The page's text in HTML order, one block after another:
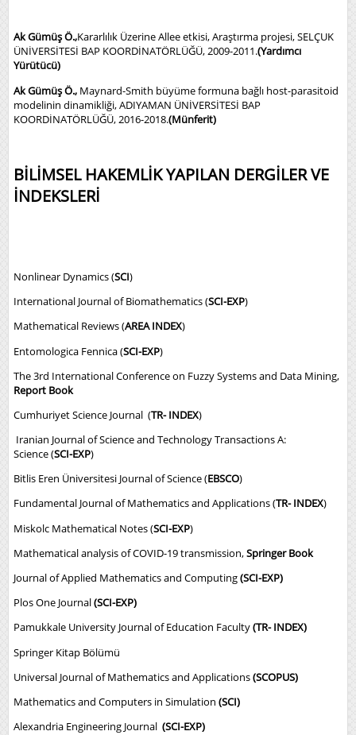
Ak Gümüş Ö.,Kararlılık Üzerine Allee etkisi, Araştırma projesi, SELÇUK
ÜNİVERSİTESİ BAP KOORDİNATÖRLÜĞÜ, 2009-2011.(Yardımcı
Yürütücü)
Ak Gümüş Ö., Maynard-Smith büyüme formuna bağlı host-parasitoid
modelinin dinamikliği, ADIYAMAN ÜNİVERSİTESİ BAP
KOORDİNATÖRLÜĞÜ, 2016-2018.(Münferit)
BİLİMSEL HAKEMLİK YAPILAN DERGİLER VE
İNDEKSLERİ
Nonlinear Dynamics (SCI)
International Journal of Biomathematics (SCI-EXP)
Mathematical Reviews (AREA INDEX)
Entomologica Fennica (SCI-EXP)
The 3rd International Conference on Fuzzy Systems and Data Mining,
Report Book
Cumhuriyet Science Journal (TR- INDEX)
Iranian Journal of Science and Technology Transactions A:
Science (SCI-EXP)
Bitlis Eren Üniversitesi Journal of Science (EBSCO)
Fundamental Journal of Mathematics and Applications (TR- INDEX)
Miskolc Mathematical Notes (SCI-EXP)
Mathematical analysis of COVID-19 transmission,Springer Book
Journal of Applied Mathematics and Computing(SCI-EXP)
Plos One Journal(SCI-EXP)
Pamukkale University Journal of Education Faculty(TR- INDEX)
Springer Kitap Bölümü
Universal Journal of Mathematics and Applications(SCOPUS)
Mathematics and Computers in Simulation (SCI)
Alexandria Engineering Journal (SCI-EXP)